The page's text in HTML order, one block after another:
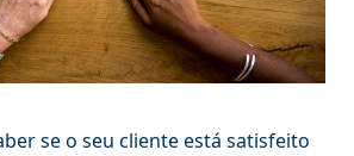
se o seu cliente está satisfeito